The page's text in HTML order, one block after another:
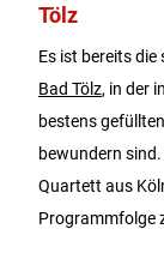
Tölz
Es ist bereits
Bad Tölz, in der
bestens
bewundern
Quartett aus
Programmfolge